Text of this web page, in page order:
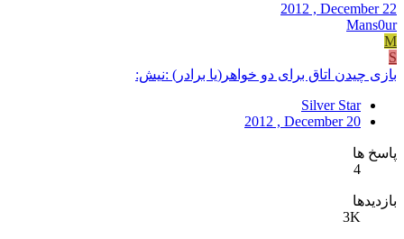
2012 , December 22
Mans0ur
M
S
بازی چیدن اتاق برای دو خواهر(یا برادر) :نیش:
Silver Star
2012 , December 20
پاسخ ها
4
بازدیدها
3K